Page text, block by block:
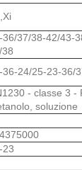
36/37/38-42/43-
36-24/25-23-36/
- classe 3 -
soluzione
23